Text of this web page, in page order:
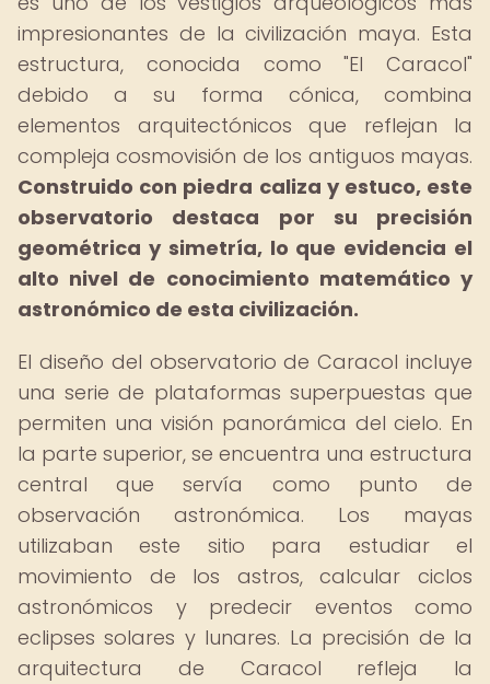
impresionantes de la civilización maya. Esta
estructura, conocida como "El Caracol"
debido a su forma cónica, combina
elementos arquitectónicos que reflejan la
compleja cosmovisión de los antiguos mayas.
Construido con piedra caliza y estuco, este
observatorio destaca por su precisión
geométrica y simetría, lo que evidencia el
alto nivel de conocimiento matemático y
astronómico de esta civilización.
El diseño del observatorio de Caracol incluye
una serie de plataformas superpuestas que
permiten una visión panorámica del cielo. En
la parte superior, se encuentra una estructura
central que servía como punto de
observación astronómica. Los mayas
utilizaban este sitio para estudiar el
movimiento de los astros, calcular ciclos
astronómicos y predecir eventos como
eclipses solares y lunares. La precisión de la
arquitectura de Caracol refleja la